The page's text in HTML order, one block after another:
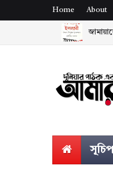
Home About